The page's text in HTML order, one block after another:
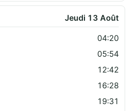
Jeudi 13 Août
04:20
05:54
12:42
16:28
19:31